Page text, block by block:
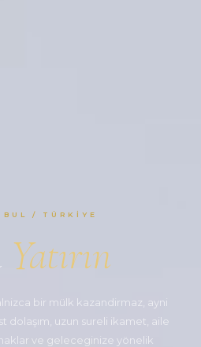
/ TÜRKIYE
Yatırın
bir mülk kazandirmaz, ayni
dolaşım, uzun sureli ikamet, aile
ve geleceginize yönelik